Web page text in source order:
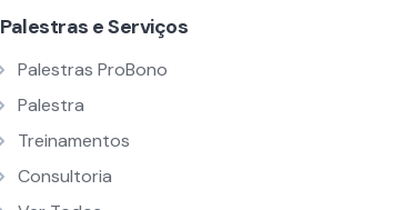
Palestras e Serviços
Palestras ProBono
Palestra
Treinamentos
Consultoria